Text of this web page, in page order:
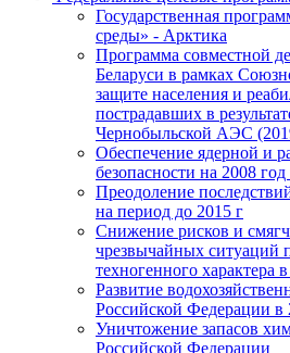
Государственная
среды» - Арктика
Программа совместной
Беларуси в рамках
защите населения и
пострадавших в
Чернобыльской АЭС
Обеспечение ядерной и
безопасности на 2008
Преодоление
на период до 2015 г
Снижение рисков и
чрезвычайных ситуаций
техногенного характера
Развитие
Российской Федерации в
Уничтожение запасов
Российской Федерации